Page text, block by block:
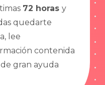
72 horas y
quedarte
lee
contenida
gran ayuda